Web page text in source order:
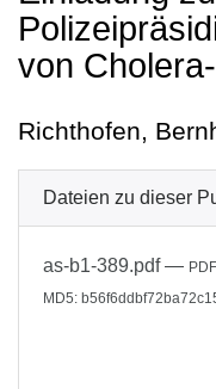
von
Richthofen,
Dateien zu dieser
as-b1-389.pdf— PDF
MD5: